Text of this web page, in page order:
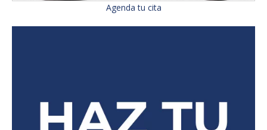
Agenda tu cita